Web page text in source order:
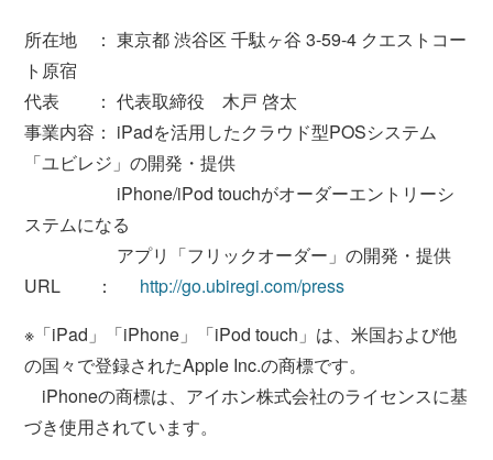
所在地 ： 東京都 渋谷区 千駄ヶ谷 3-59-4 クエストコー
ト原宿
代表 ： 代表取締役 木戸 啓太
事業内容： iPadを活用したクラウド型POSシステム
「ユビレジ」の開発・提供
iPhone/iPod touchがオーダーエントリーシ
ステムになる
アプリ「フリックオーダー」の開発・提供
URL ： http://go.ubiregi.com/press
※「iPad」「iPhone」「iPod touch」は、米国および他
の国々で登録されたApple Inc.の商標です。
iPhoneの商標は、アイホン株式会社のライセンスに基
づき使用されています。